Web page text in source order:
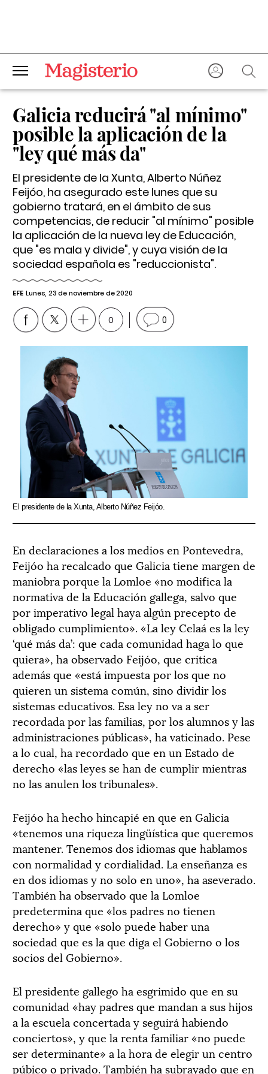
Galicia reducirá "al mínimo"
posible la aplicación de la
"ley qué más da"
El presidente de la Xunta, Alberto Núñez
Feijóo, ha asegurado este lunes que su
gobierno tratará, en el ámbito de sus
competencias, de reducir "al mínimo" posible
la aplicación de la nueva ley de Educación,
que "es mala y divide", y cuya visión de la
sociedad española es "reduccionista".
EFE Lunes, 23 de noviembre de 2020
0 0
El presidente de la Xunta, Alberto Núñez Feijóo.
En declaraciones a los medios en Pontevedra,
Feijóo ha recalcado que Galicia tiene margen de
maniobra porque la Lomloe «no modifica la
normativa de la Educación gallega, salvo que
por imperativo legal haya algún precepto de
obligado cumplimiento». «La ley Celaá es la ley
‘qué más da’: que cada comunidad haga lo que
quiera», ha observado Feijóo, que critica
además que «está impuesta por los que no
quieren un sistema común, sino dividir los
sistemas educativos. Esa ley no va a ser
recordada por las familias, por los alumnos y las
administraciones públicas», ha vaticinado. Pese
a lo cual, ha recordado que en un Estado de
derecho «las leyes se han de cumplir mientras
no las anulen los tribunales».
Feijóo ha hecho hincapié en que en Galicia
«tenemos una riqueza lingüística que queremos
mantener. Tenemos dos idiomas que hablamos
con normalidad y cordialidad. La enseñanza es
en dos idiomas y no solo en uno», ha aseverado.
También ha observado que la Lomloe
predetermina que «los padres no tienen
derecho» y que «solo puede haber una
sociedad que es la que diga el Gobierno o los
socios del Gobierno».
El presidente gallego ha esgrimido que en su
comunidad «hay padres que mandan a sus hijos
a la escuela concertada y seguirá habiendo
conciertos», y que la renta familiar «no puede
ser determinante» a la hora de elegir un centro
púbico o privado. También ha subrayado que en